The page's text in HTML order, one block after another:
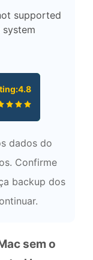
supported
dados do
Confirme
backup dos
sem o